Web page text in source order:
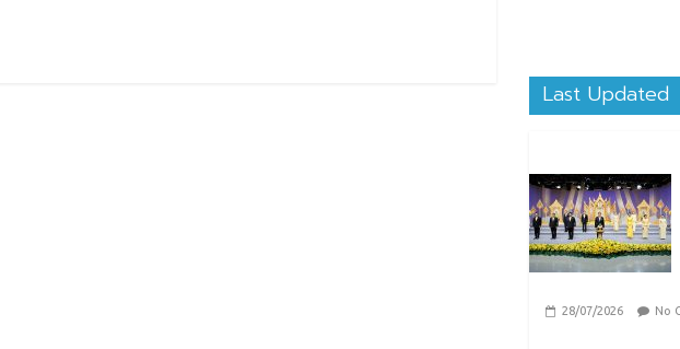
Last Updated
28/07/2026 No